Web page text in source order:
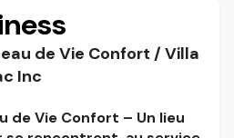
de Vie Confort / Villa
Inc
de Vie Confort – Un lieu